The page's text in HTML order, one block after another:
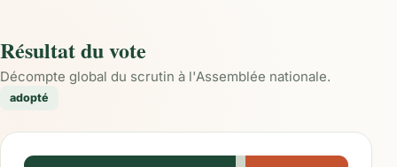
Résultat du vote
Décompte global du scrutin à l'Assemblée nationale.
adopté